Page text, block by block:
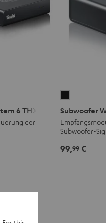
6 THX
der
Wireless
Receiver
Schwarz
Subwoofer
Subwoofer-
99,99 €